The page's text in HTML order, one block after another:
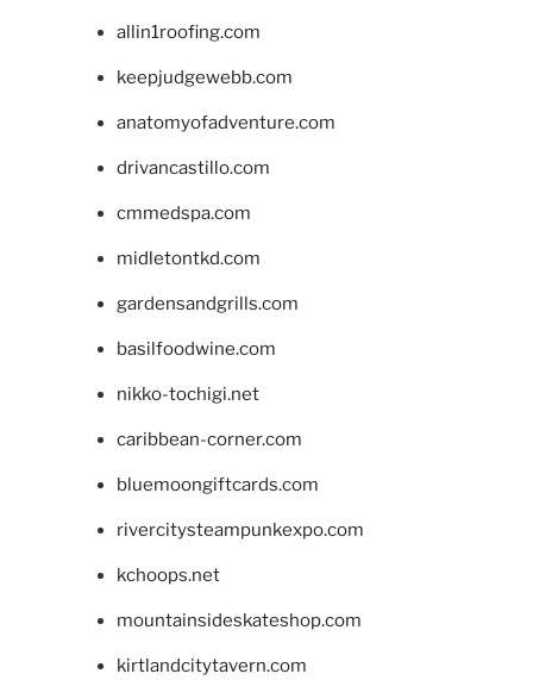
allin1roofing.com
keepjudgewebb.com
anatomyofadventure.com
drivancastillo.com
cmmedspa.com
midletontkd.com
gardensandgrills.com
basilfoodwine.com
nikko-tochigi.net
caribbean-corner.com
bluemoongiftcards.com
rivercitysteampunkexpo.com
kchoops.net
mountainsideskateshop.com
kirtlandcitytavern.com